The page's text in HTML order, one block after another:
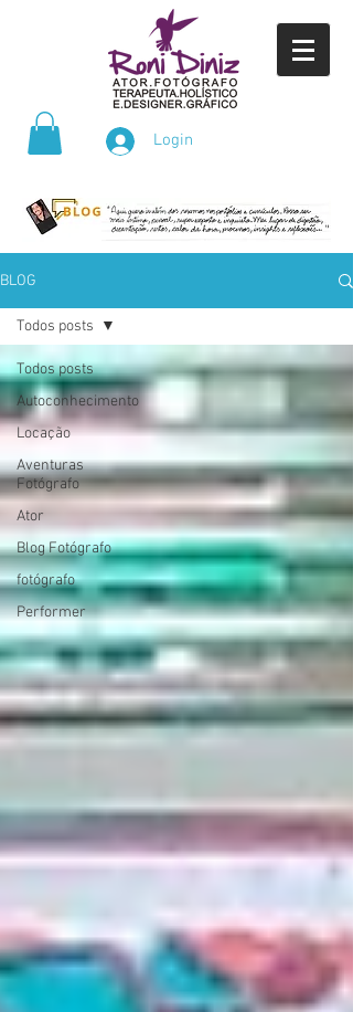
Login
BLOG
Todos posts
Autoconhecimento
Locação
Aventuras
Fotógrafo
Ator
Blog Fotógrafo
fotógrafo
Performer
Todos posts